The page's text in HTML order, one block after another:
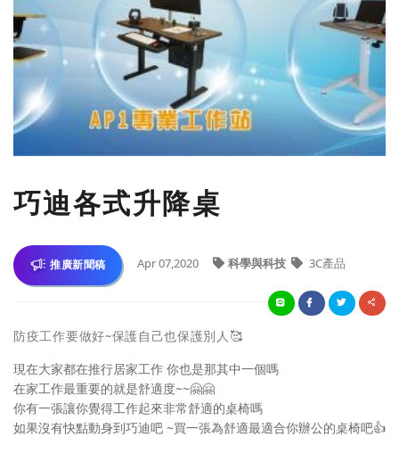
巧迪各式升降桌
推廣新聞稿 Apr 07,2020 科學與科技 3C產品
防疫工作要做好~保護自己也保護別人🥰
現在大家都在推行居家工作 你也是那其中一個嗎
在家工作最重要的就是舒適度~~🤗🤗
你有一張讓你覺得工作起來非常舒適的桌椅嗎
如果沒有快點動身到巧迪吧 ~買一張為舒適最適合你辦公的桌椅吧👍